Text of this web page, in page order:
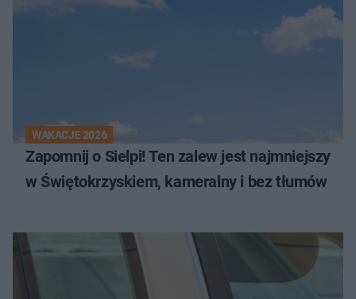
WAKACJE 2026
Zapomnij o Sielpi! Ten zalew jest najmniejszy
w Świętokrzyskiem, kameralny i bez tłumów